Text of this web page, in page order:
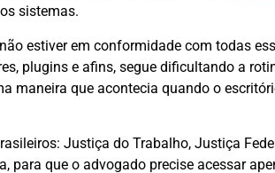
sistemas.
estiver em conformidade com todas
plugins e afins, segue dificultando a
maneira que acontecia quando o
Justiça do Trabalho, Justiça
para que o advogado precise acessar